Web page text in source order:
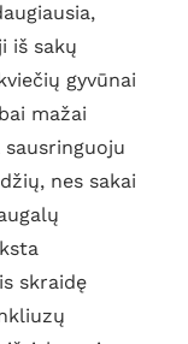
iš sakų
gyvūnai
mažai
nes sakai
skraidę